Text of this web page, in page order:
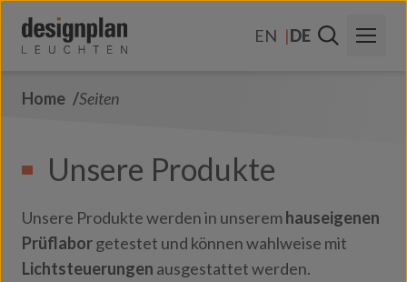
EN
DE
Kontakt
FAQs
Home Seiten
Unsere Produkte
Unsere Produkte werden in unseremhauseigenen
Prüflaborgetestet und können wahlweise mit
Lichtsteuerungen ausgestattet werden.